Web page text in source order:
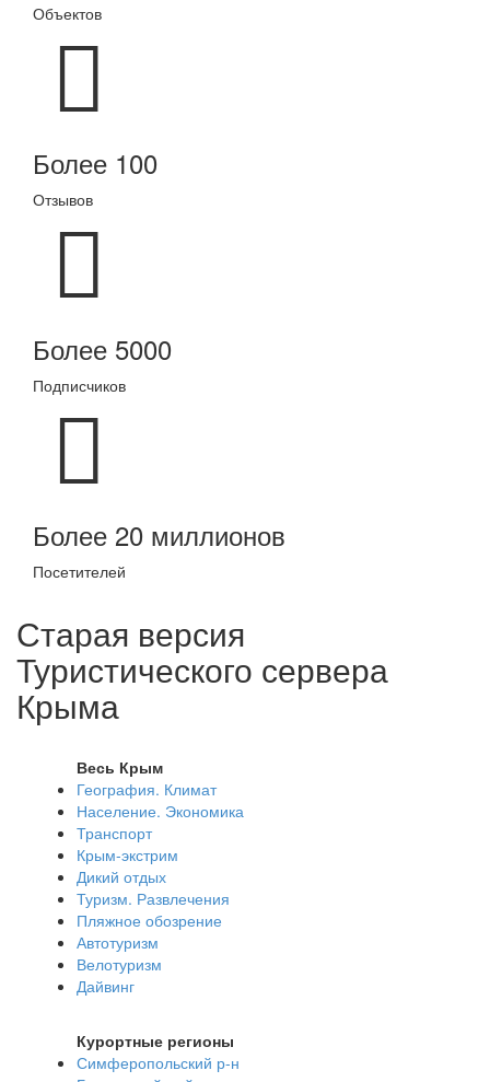
Объектов
Более 100
Отзывов
Более 5000
Подписчиков
Более 20 миллионов
Посетителей
Старая версия
Туристического сервера
Крыма
Весь Крым
География. Климат
Население. Экономика
Транспорт
Крым-экстрим
Дикий отдых
Туризм. Развлечения
Пляжное обозрение
Автотуризм
Велотуризм
Дайвинг
Курортные регионы
Симферопольский р-н